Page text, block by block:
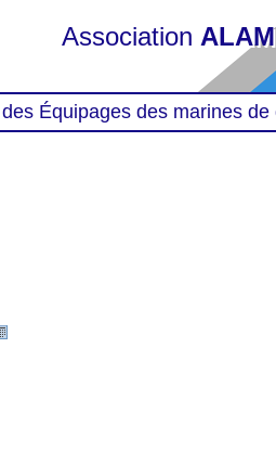
Association
Équipages des marines